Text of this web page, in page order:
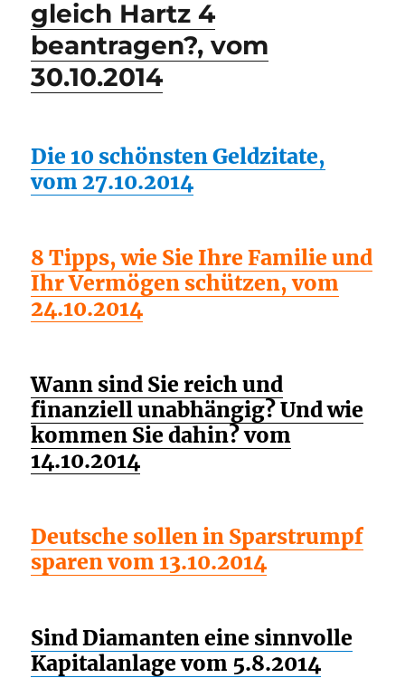
gleich Hartz 4
beantragen?, vom
30.10.2014
Die 10 schönsten Geldzitate,
vom 27.10.2014
8 Tipps, wie Sie Ihre Familie und
Ihr Vermögen schützen, vom
24.10.2014
Wann sind Sie reich und
finanziell unabhängig? Und wie
kommen Sie dahin? vom
14.10.2014
Deutsche sollen in Sparstrumpf
sparen vom 13.10.2014
Sind Diamanten eine sinnvolle
Kapitalanlage vom 5.8.2014